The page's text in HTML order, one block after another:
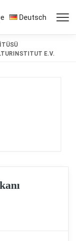
Deutsch
E.V.